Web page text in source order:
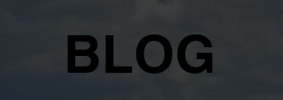
BLOG